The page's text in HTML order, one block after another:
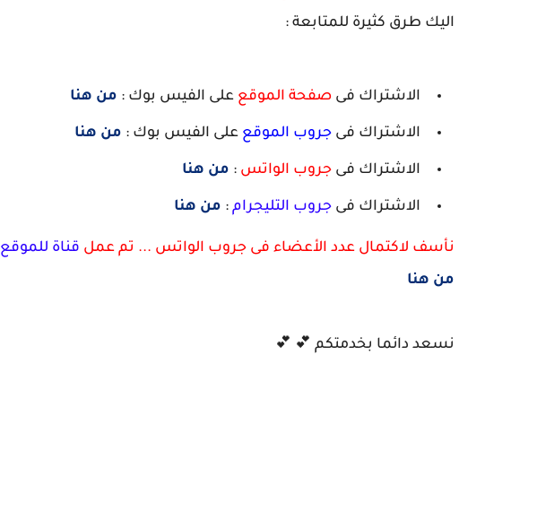
اليك طرق كثيرة للمتابعة :
الاشتراك فى صفحة الموقع على الفيس بوك : من هنا
الاشتراك فى جروب الموقع على الفيس بوك : من هنا
الاشتراك فى جروب الواتس : من هنا
الاشتراك فى جروب التليجرام : من هنا
نأسف لاكتمال عدد الأعضاء فى جروب الواتس ... تم عمل قناة للموقع
من هنا
نسعد دائما بخدمتكم 💕 💕